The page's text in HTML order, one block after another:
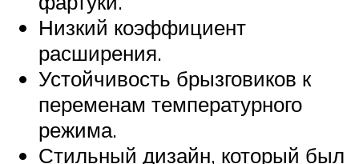
Низкий коэффициент
расширения.
Устойчивость брызговиков к
переменам температурного
режима.
Стильный дизайн, который был